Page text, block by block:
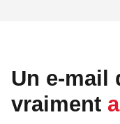
Un e-mail
vraiment